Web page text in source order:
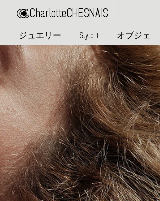
CharlotteCHESNAIS
ジュエリー Style it オブジェ